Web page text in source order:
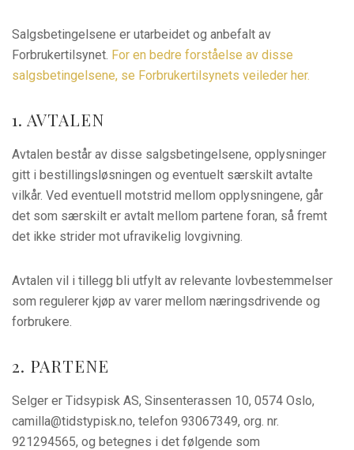
Salgsbetingelsene er utarbeidet og anbefalt av
Forbrukertilsynet. For en bedre forståelse av disse
salgsbetingelsene, se Forbrukertilsynets veileder her.
1. AVTALEN
Avtalen består av disse salgsbetingelsene, opplysninger
gitt i bestillingsløsningen og eventuelt særskilt avtalte
vilkår. Ved eventuell motstrid mellom opplysningene, går
det som særskilt er avtalt mellom partene foran, så fremt
det ikke strider mot ufravikelig lovgivning.
Avtalen vil i tillegg bli utfylt av relevante lovbestemmelser
som regulerer kjøp av varer mellom næringsdrivende og
forbrukere.
2. PARTENE
Selger er Tidsypisk AS, Sinsenterassen 10, 0574 Oslo,
camilla@tidstypisk.no, telefon 93067349, org. nr.
921294565, og betegnes i det følgende som